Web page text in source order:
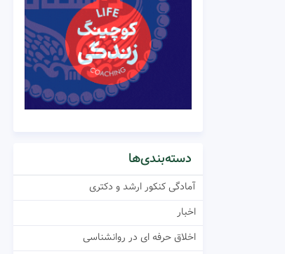
دسته‌بندی‌ها
آمادگی کنکور ارشد و دکتری
اخبار
اخلاق حرفه ای در روانشناسی